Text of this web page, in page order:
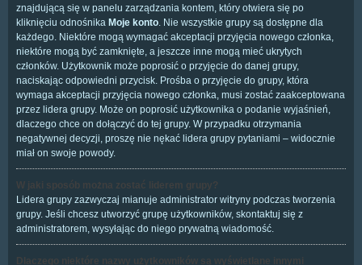
znajdującą się w panelu zarządzania kontem, który otwiera się po
kliknięciu odnośnika Moje konto. Nie wszystkie grupy są dostępne dla
każdego. Niektóre mogą wymagać akceptacji przyjęcia nowego członka,
niektóre mogą być zamknięte, a jeszcze inne mogą mieć ukrytych
członków. Użytkownik może poprosić o przyjęcie do danej grupy,
naciskając odpowiedni przycisk. Prośba o przyjęcie do grupy, która
wymaga akceptacji przyjęcia nowego członka, musi zostać zaakceptowana
przez lidera grupy. Może on poprosić użytkownika o podanie wyjaśnień,
dlaczego chce on dołączyć do tej grupy. W przypadku otrzymania
negatywnej decyzji, proszę nie nękać lidera grupy pytaniami – widocznie
miał on swoje powody.
W jaki sposób można zostać liderem grupy?
Lidera grupy zazwyczaj mianuje administrator witryny podczas tworzenia
grupy. Jeśli chcesz utworzyć grupę użytkowników, skontaktuj się z
administratorem, wysyłając do niego prywatną wiadomość.
Dlaczego niektóre nazwy użytkowników są wyświetlane innymi